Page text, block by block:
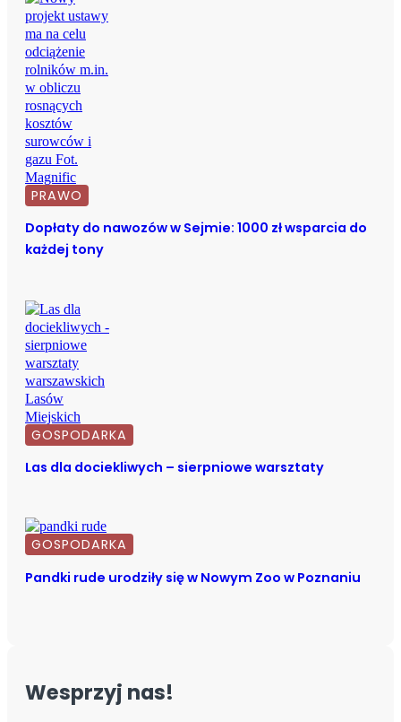
PRAWO
Dopłaty do nawozów w Sejmie: 1000 zł wsparcia do
każdej tony
GOSPODARKA
Las dla dociekliwych – sierpniowe warsztaty
GOSPODARKA
Pandki rude urodziły się w Nowym Zoo w Poznaniu
Wesprzyj nas!